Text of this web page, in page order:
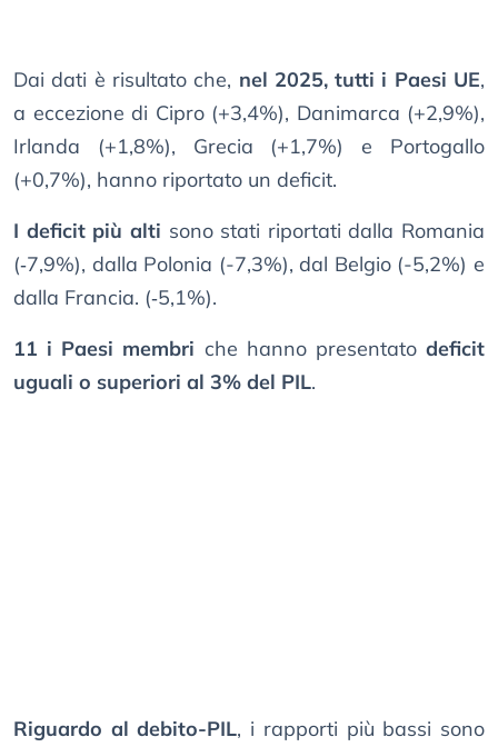
Dai dati è risultato che, nel 2025, tutti i Paesi UE,
a eccezione di Cipro (+3,4%), Danimarca (+2,9%),
Irlanda (+1,8%), Grecia (+1,7%) e Portogallo
(+0,7%), hanno riportato un deficit.
I deficit più alti sono stati riportati dalla Romania
(‑7,9%), dalla Polonia (-7,3%), dal Belgio (-5,2%) e
dalla Francia. (‑5,1%).
11 i Paesi membri che hanno presentatodeficit
uguali o superiori al 3% del PIL.
Riguardo al debito-PIL, i rapporti più bassi sono